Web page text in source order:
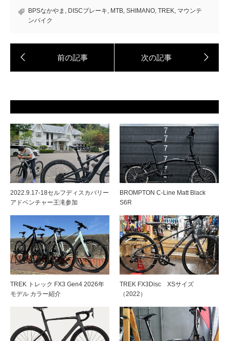
BPSなかやま DISCブレーキ MTB SHIMANO TREK マウンテ
ンバイク
2022.9.17-18セルフディスカバリー
アドベンチャー王滝参加
BROMPTON C-Line Matt Black
S6R
TREK トレック FX3 Gen4 2026年
モデル カラー紹介
TREK FX3Disc XSサイズ
（2022）